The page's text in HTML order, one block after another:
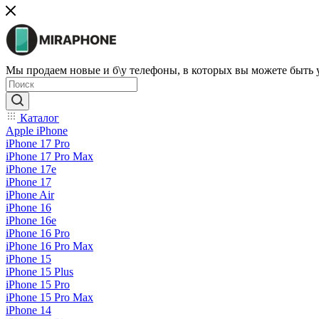
Мы продаем новые и б\у телефоны, в которых вы можете быть
Каталог
Apple iPhone
iPhone 17 Pro
iPhone 17 Pro Max
iPhone 17e
iPhone 17
iPhone Air
iPhone 16
iPhone 16e
iPhone 16 Pro
iPhone 16 Pro Max
iPhone 15
iPhone 15 Plus
iPhone 15 Pro
iPhone 15 Pro Max
iPhone 14